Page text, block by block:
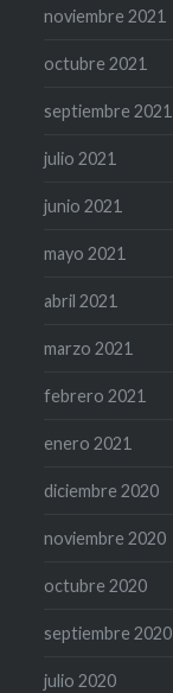
noviembre 2021
octubre 2021
septiembre 2021
julio 2021
junio 2021
mayo 2021
abril 2021
marzo 2021
febrero 2021
enero 2021
diciembre 2020
noviembre 2020
octubre 2020
septiembre 2020
julio 2020